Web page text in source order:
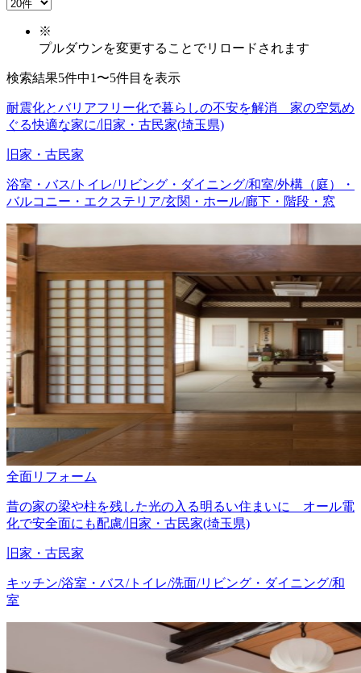
※
プルダウンを変更することでリロードされます
検索結果5件中1〜5件目を表示
耐震化とバリアフリー化で暮らしの不安を解消 家の空気め
ぐる快適な家に/旧家・古民家(埼玉県)
旧家・古民家
浴室・バス/トイレ/リビング・ダイニング/和室/外構（庭）・
バルコニー・エクステリア/玄関・ホール/廊下・階段・窓
全面リフォーム
昔の家の梁や柱を残した光の入る明るい住まいに オール電
化で安全面にも配慮/旧家・古民家(埼玉県)
旧家・古民家
キッチン/浴室・バス/トイレ/洗面/リビング・ダイニング/和
室